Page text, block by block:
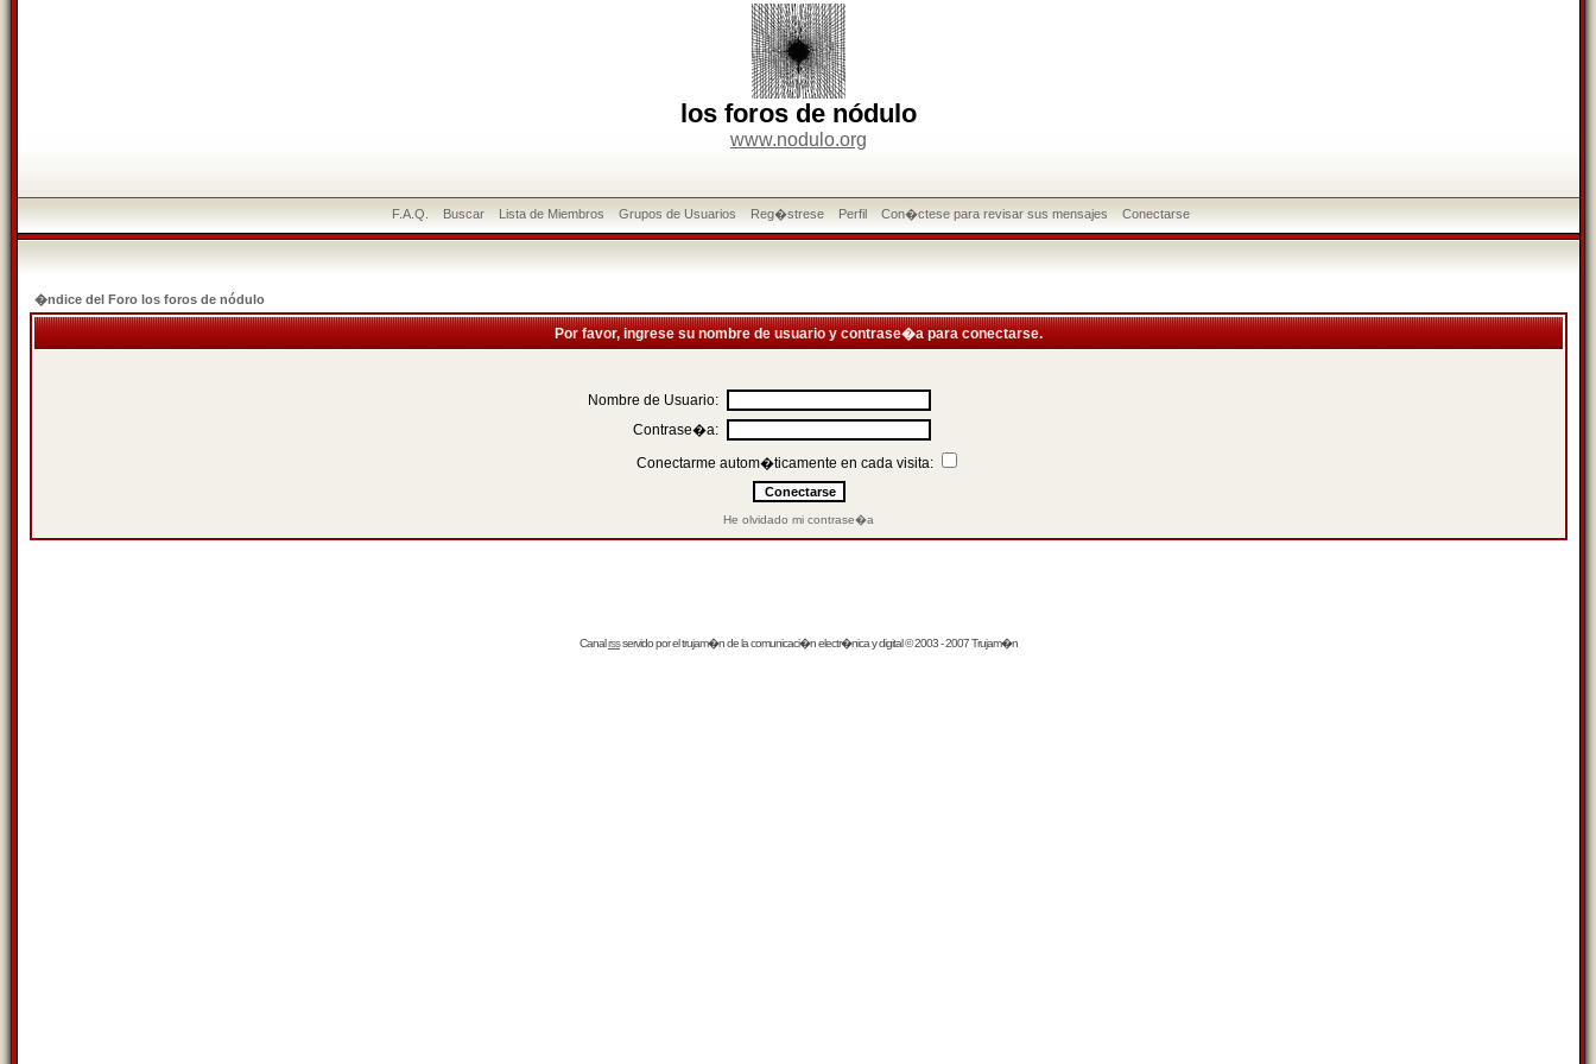
los foros de nódulo
www.nodulo.org
F.A.Q. Buscar Lista de Miembros Grupos de Usuarios Reg�strese Perfil Con�ctese para revisar sus mensajes Conectarse
�ndice del Foro los foros de nódulo
Por favor, ingrese su nombre de usuario y contrase�a para conectarse.
Nombre de Usuario:
Contrase�a:
Conectarme autom�ticamente en cada visita:
He olvidado mi contrase�a
Canalrssservido por eltrujam�nde la comunicaci�n electr�nica y digital © 2003 - 2007 Trujam�n